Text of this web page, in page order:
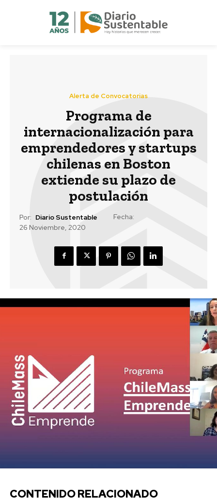
Alerta de Convocatorias
Programa de
internacionalización para
emprendedores y startups
chilenas en Boston
extiende su plazo de
postulación
Por: Diario Sustentable
Fecha:
26 Noviembre, 2020
CONTENIDO RELACIONADO